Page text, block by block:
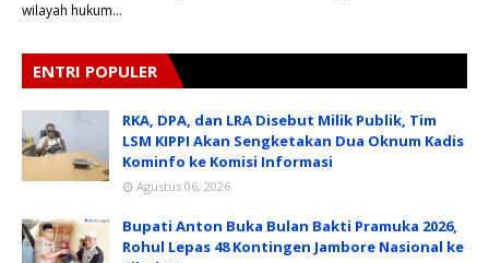
wilayah hukum…
ENTRI POPULER
RKA, DPA, dan LRA Disebut Milik Publik, Tim
LSM KIPPI Akan Sengketakan Dua Oknum Kadis
Kominfo ke Komisi Informasi
Agustus 06, 2026
Bupati Anton Buka Bulan Bakti Pramuka 2026,
Rohul Lepas 48 Kontingen Jambore Nasional ke